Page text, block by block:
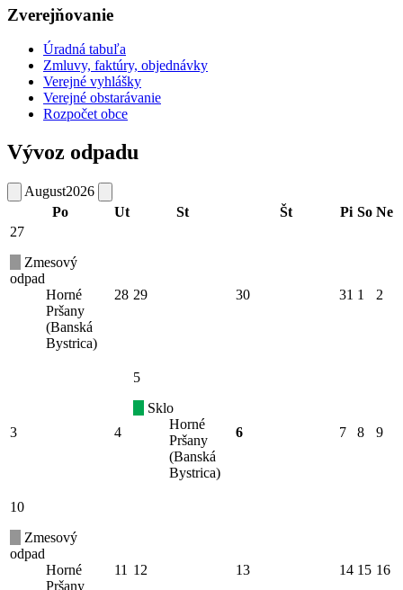
Zverejňovanie
Úradná tabuľa
Zmluvy, faktúry, objednávky
Verejné vyhlášky
Verejné obstarávanie
Rozpočet obce
Vývoz odpadu
August2026
Po
Ut St Št Pi So Ne
27
Zmesový
odpad
Horné
Pršany
(Banská
Bystrica)
28 29 30 31 1 2
3 4
5
Sklo
Horné
Pršany
(Banská
Bystrica)
6 7 8 9
10
Zmesový
odpad
Horné
Pršany
11 12 13 14 15 16